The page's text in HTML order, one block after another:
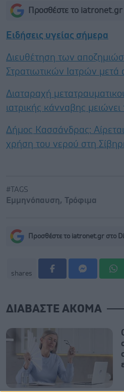
Προσθέστε το
Ειδήσεις υγείας σήμερα
Διευθέτηση των
Στρατιωτικών Ιατρών μετά
Διαταραχή
ιατρικής κάνναβης μειώνει
Δήμος Κασσάνδρας:
χρήση του νερού στη
#TAGS
Εμμηνόπαυση, Τρόφιμα
Προσθέστε το iatronet.gr στο
shares
ΔΙΑΒΑΣΤΕ ΑΚΟΜΑ